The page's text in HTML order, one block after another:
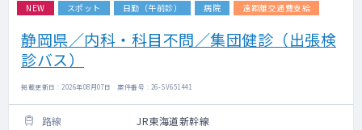
NEW スポット 日勤（午前診） 病院 遠距離交通費支給
静岡県／内科・科目不問／集団健診（出張検
診バス）
掲載更新日 : 2026年08月07日 案件番号 : 26-SV651441
路線 JR東海道新幹線